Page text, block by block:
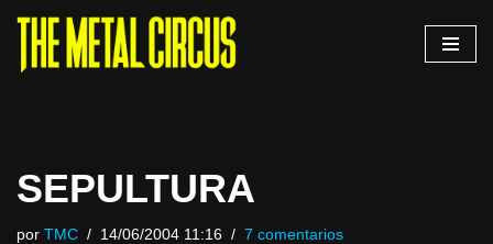
Saltar
SEPULTURA
por TMC 14/06/2004 11:16 7 comentarios